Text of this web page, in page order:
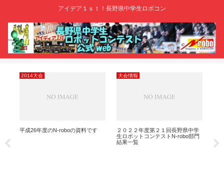
アイデア１ｓｔ！長野県中学生ロボコン
2014大会
平成26年度のN-roboの資料です
大会情報
２０２２年度第２１回長野県中学
生ロボットコンテストN-robo部門
結果一覧